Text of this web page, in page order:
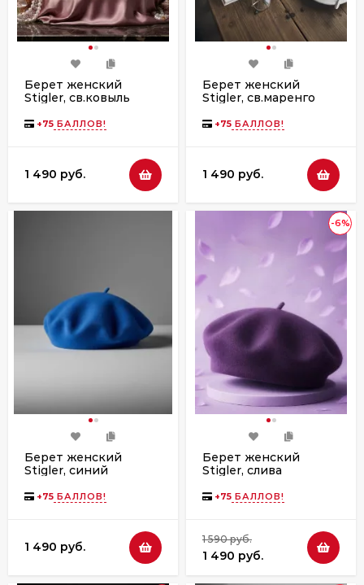
Берет женский
Stigler, св.ковыль
+75 БАЛЛОВ!
1 490 руб.
Берет женский
Stigler, св.маренго
+75 БАЛЛОВ!
1 490 руб.
Берет женский
Stigler, синий
+75 БАЛЛОВ!
1 490 руб.
-6%
Берет женский
Stigler, слива
+75 БАЛЛОВ!
1 590 руб.
1 490 руб.